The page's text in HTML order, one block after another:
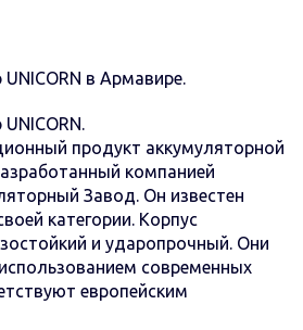
в Армавире.
продукт аккумуляторной
компанией
Завод. Он известен
категории. Корпус
и ударопрочный. Они
современных
европейским